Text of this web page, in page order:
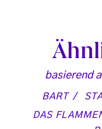
basierend
BART
DAS